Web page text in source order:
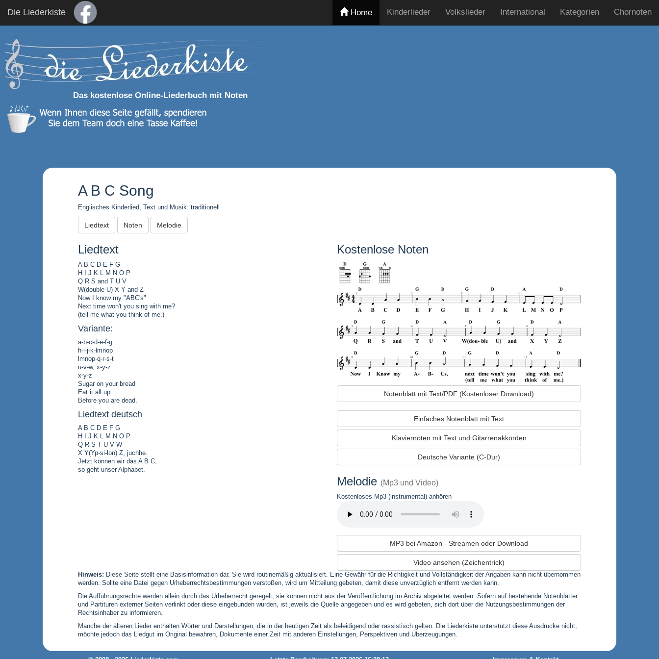
Die Liederkiste Home Kinderlieder Volkslieder International Kategorien Chornoten
Das kostenlose Online-Liederbuch mit Noten
A B C Song
Englisches Kinderlied, Text und Musik: traditionell
Liedtext Noten Melodie
Liedtext
A B C D E F G
H I J K L M N O P
Q R S and T U V
W(double U) X Y and Z
Now I know my "ABC's"
Next time won't you sing with me?
(tell me what you think of me.)
Variante:
a-b-c-d-e-f-g
h-i-j-k-lmnop
lmnop-q-r-s-t
u-v-w, x-y-z
x-y-z
Sugar on your bread
Eat it all up
Before you are dead.
Liedtext deutsch
A B C D E F G
H I J K L M N O P
Q R S T U V W
X Y(Yp-si-lon) Z, juchhe.
Jetzt können wir das A B C,
so geht unser Alphabet.
Kostenlose Noten
Notenblatt mit Text/PDF (Kostenloser Download)
Einfaches Notenblatt mit Text
Klaviernoten mit Text und Gitarrenakkorden
Deutsche Variante (C-Dur)
Melodie (Mp3 und Video)
Kostenloses Mp3 (instrumental) anhören
MP3 bei Amazon - Streamen oder Download
Video ansehen (Zeichentrick)
Hinweis: Diese Seite stellt eine Basisinformation dar. Sie wird routinemäßig aktualisiert. Eine Gewähr für die Richtigkeit und Vollständigkeit der Angaben kann nicht übernommen
werden. Sollte eine Datei gegen Urheberrechtsbestimmungen verstoßen, wird um Mitteilung gebeten, damit diese unverzüglich entfernt werden kann.
Die Aufführungsrechte werden allein durch das Urheberrecht geregelt, sie können nicht aus der Veröffentlichung im Archiv abgeleitet werden. Sofern auf bestehende Notenblätter
und Partituren externer Seiten verlinkt oder diese eingebunden wurden, ist jeweils die Quelle angegeben und es wird gebeten, sich dort über die Nutzungsbestimmungen der
Rechtsinhaber zu informieren.
Manche der älteren Lieder enthalten Wörter und Darstellungen, die in der heutigen Zeit als beleidigend oder rassistisch gelten. Die Liederkiste unterstützt diese Ausdrücke nicht,
möchte jedoch das Liedgut im Original bewahren, Dokumente einer Zeit mit anderen Einstellungen, Perspektiven und Überzeugungen.